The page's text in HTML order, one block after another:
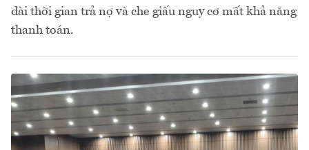
dài thời gian trả nợ và che giấu nguy cơ mất khả năng
thanh toán.